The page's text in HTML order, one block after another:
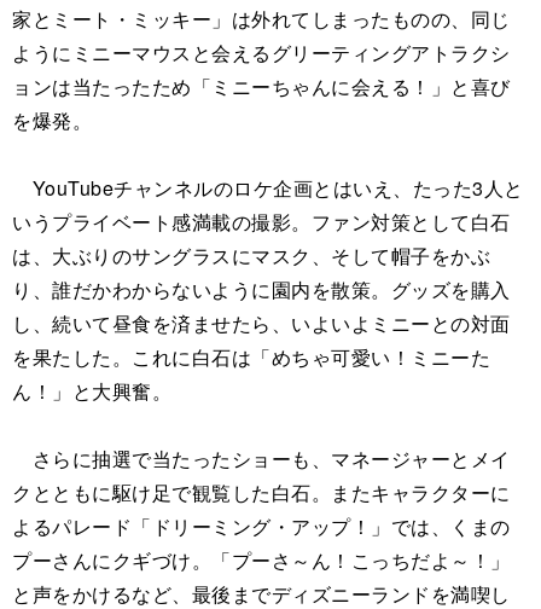
家とミート・ミッキー」は外れてしまったものの、同じ
ようにミニーマウスと会えるグリーティングアトラクシ
ョンは当たったため「ミニーちゃんに会える！」と喜び
を爆発。
YouTubeチャンネルのロケ企画とはいえ、たった3人と
いうプライベート感満載の撮影。ファン対策として白石
は、大ぶりのサングラスにマスク、そして帽子をかぶ
り、誰だかわからないように園内を散策。グッズを購入
し、続いて昼食を済ませたら、いよいよミニーとの対面
を果たした。これに白石は「めちゃ可愛い！ミニーた
ん！」と大興奮。
さらに抽選で当たったショーも、マネージャーとメイ
クとともに駆け足で観覧した白石。またキャラクターに
よるパレード「ドリーミング・アップ！」では、くまの
プーさんにクギづけ。「プーさ～ん！こっちだよ～！」
と声をかけるなど、最後までディズニーランドを満喫し